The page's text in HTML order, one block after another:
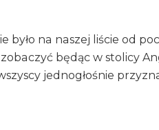
na naszej liście od
będąc w stolicy
jednogłośnie